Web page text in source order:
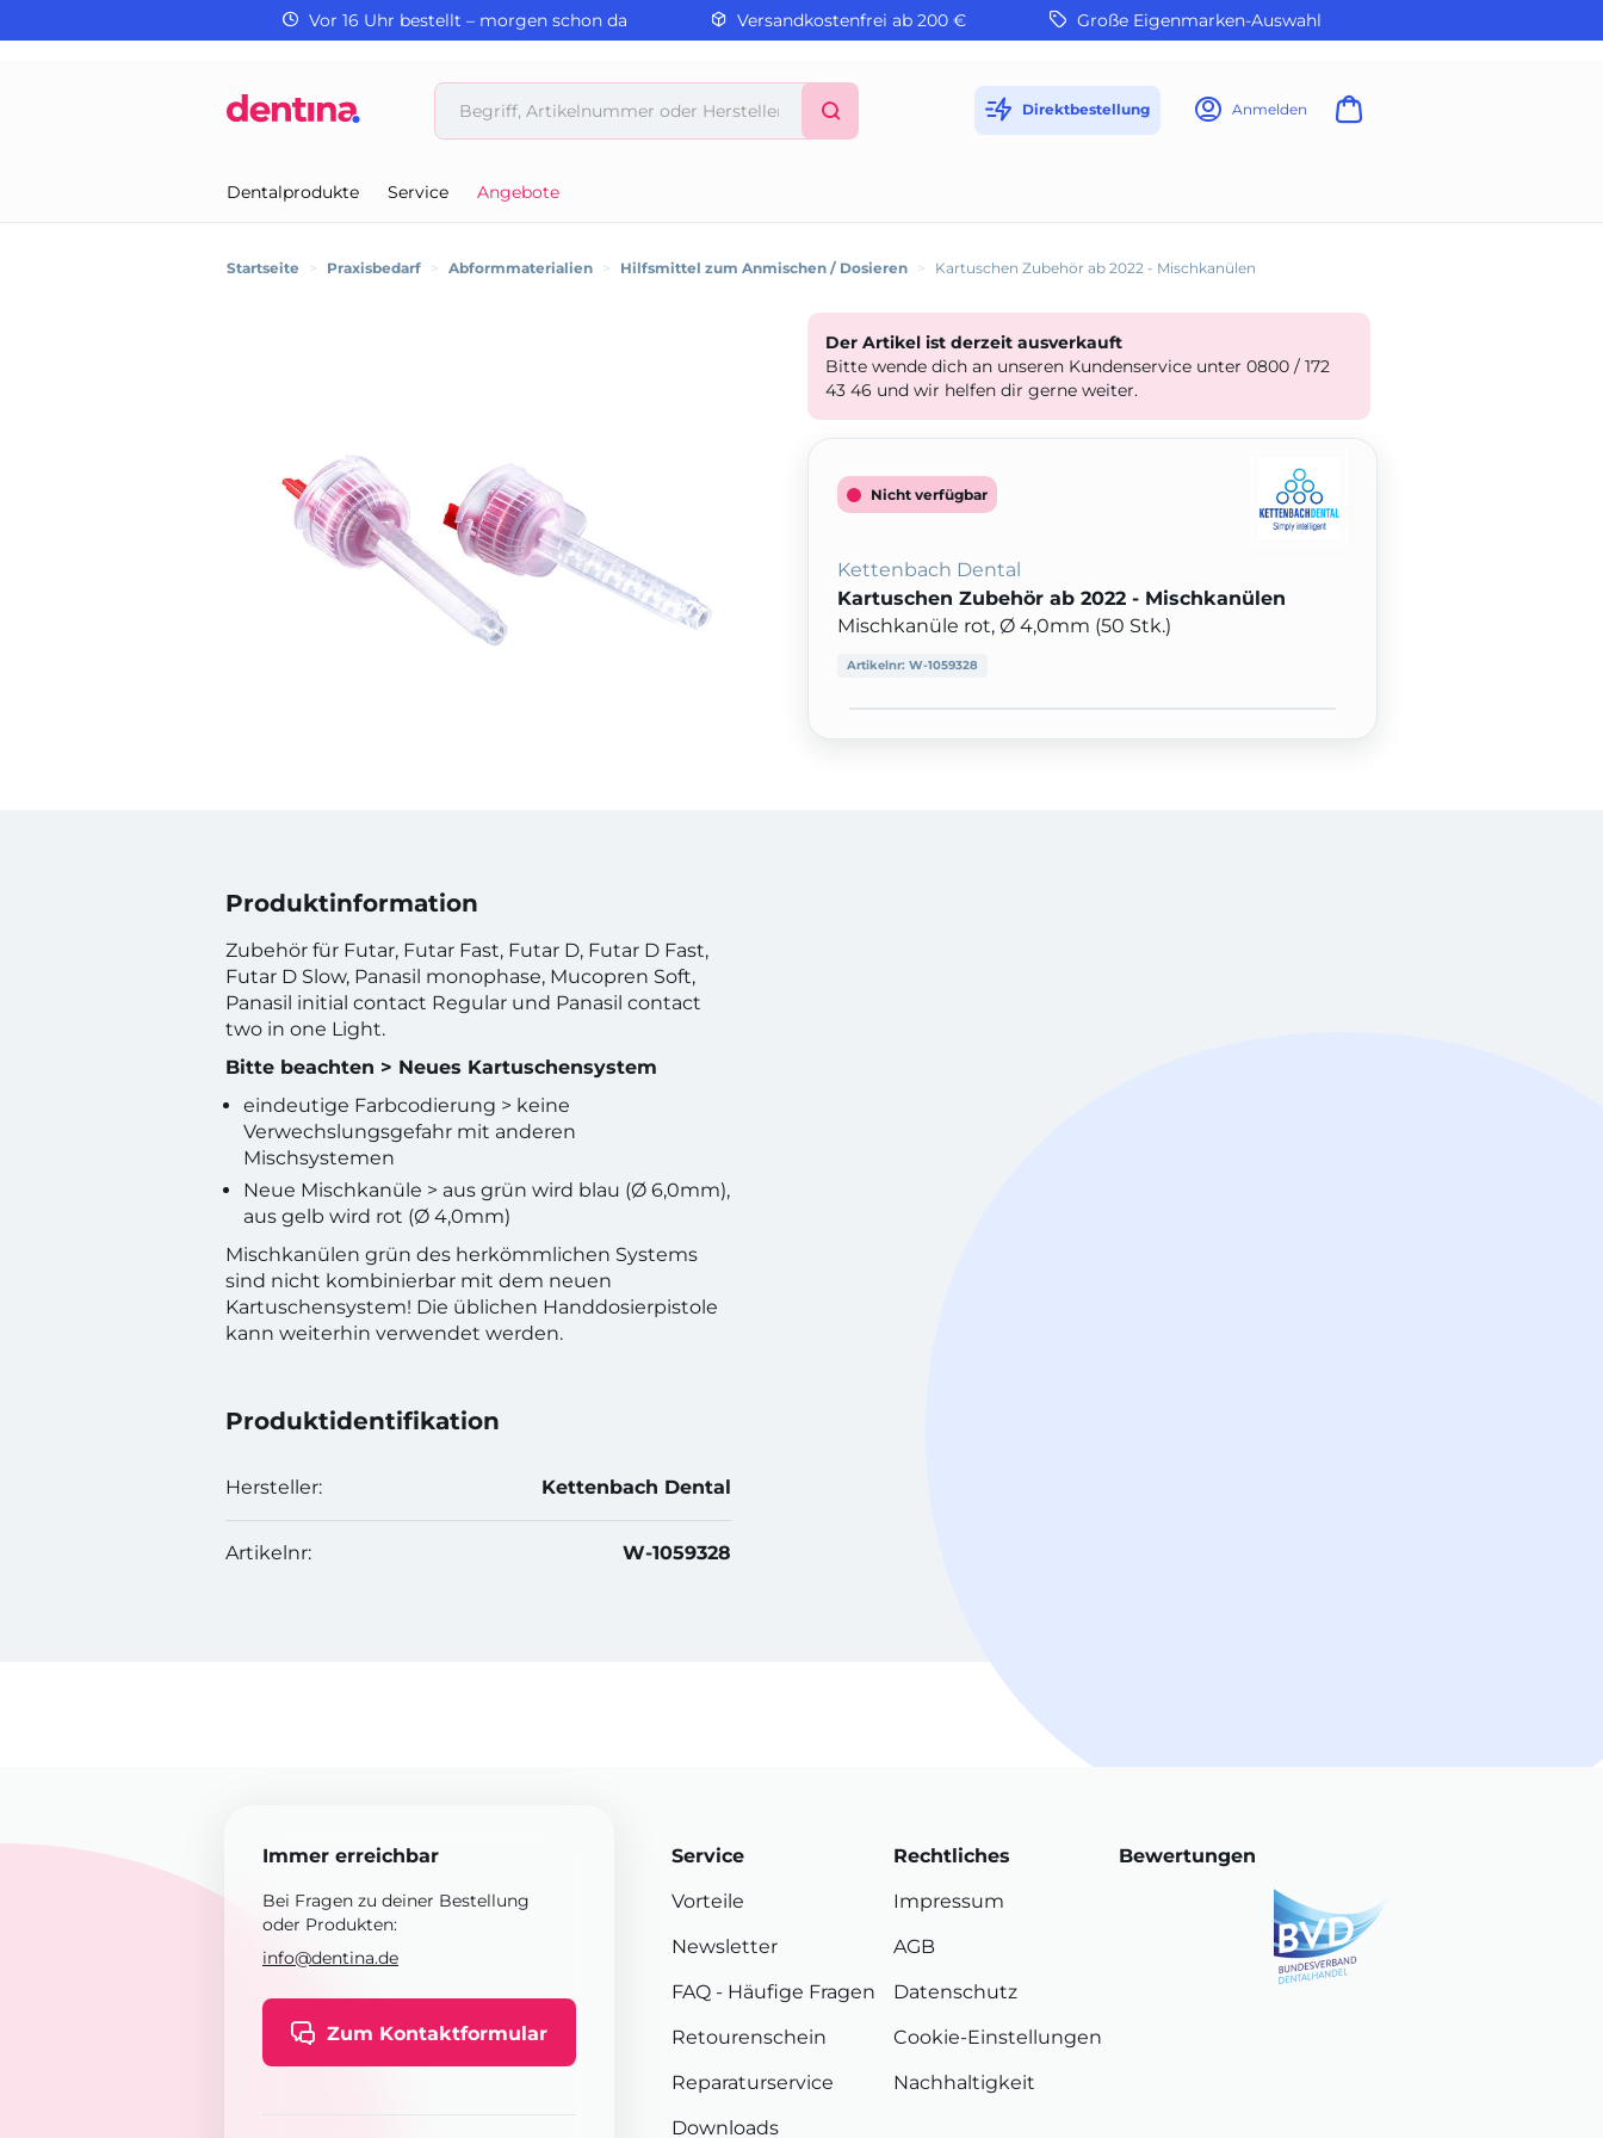
Vor 16 Uhr bestellt – morgen schon da Versandkostenfrei ab 200 € Große Eigenmarken-Auswahl
Direktbestellung Anmelden
Dentalprodukte Service Angebote
Startseite > Praxisbedarf > Abformmaterialien > Hilfsmittel zum Anmischen / Dosieren > Kartuschen Zubehör ab 2022 - Mischkanülen
Produktinformation
Zubehör für Futar, Futar Fast, Futar D, Futar D Fast,
Futar D Slow, Panasil monophase, Mucopren Soft,
Panasil initial contact Regular und Panasil contact
two in one Light.
Bitte beachten > Neues Kartuschensystem
eindeutige Farbcodierung > keine
Verwechslungsgefahr mit anderen
Mischsystemen
Neue Mischkanüle > aus grün wird blau (Ø 6,0mm),
aus gelb wird rot (Ø 4,0mm)
Mischkanülen grün des herkömmlichen Systems
sind nicht kombinierbar mit dem neuen
Kartuschensystem! Die üblichen Handdosierpistole
kann weiterhin verwendet werden.
Produktidentifikation
Hersteller: Kettenbach Dental
Artikelnr: W-1059328
Der Artikel ist derzeit ausverkauft
Bitte wende dich an unseren Kundenservice unter 0800 / 172
43 46 und wir helfen dir gerne weiter.
Nicht verfügbar
Kettenbach Dental
Kartuschen Zubehör ab 2022 - Mischkanülen
Mischkanüle rot, Ø 4,0mm (50 Stk.)
Artikelnr: W-1059328
Immer erreichbar
Bei Fragen zu deiner Bestellung
oder Produkten:
info@dentina.de
Zum Kontaktformular
Service
Vorteile
Newsletter
FAQ - Häufige Fragen
Retourenschein
Reparaturservice
Downloads
Rechtliches
Impressum
AGB
Datenschutz
Cookie-Einstellungen
Nachhaltigkeit
Bewertungen